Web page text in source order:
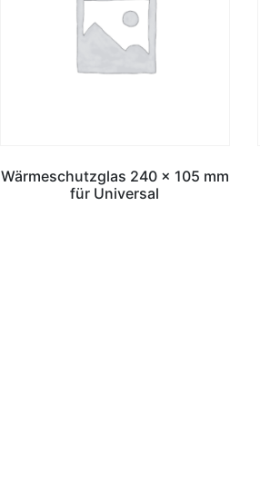
Wärmeschutzglas 240 x 105 mm
für Universal